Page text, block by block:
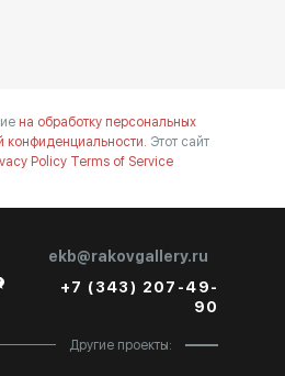
на обработку персональных
конфиденциальности. Этот сайт
Policy Terms of Service
ekb@rakovgallery.ru
+7 (343) 207-49-
90
Другие проекты: